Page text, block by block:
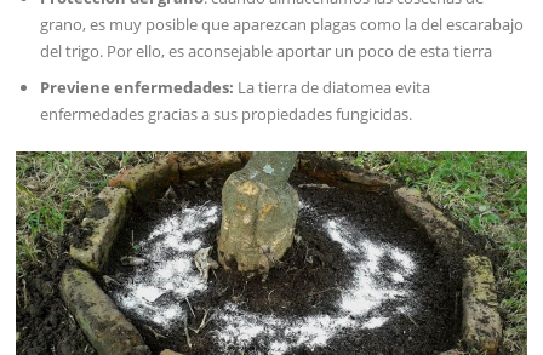
grano, es muy posible que aparezcan plagas como la del escarabajo
del trigo. Por ello, es aconsejable aportar un poco de esta tierra
Previene enfermedades: La tierra de diatomea evita
enfermedades gracias a sus propiedades fungicidas.